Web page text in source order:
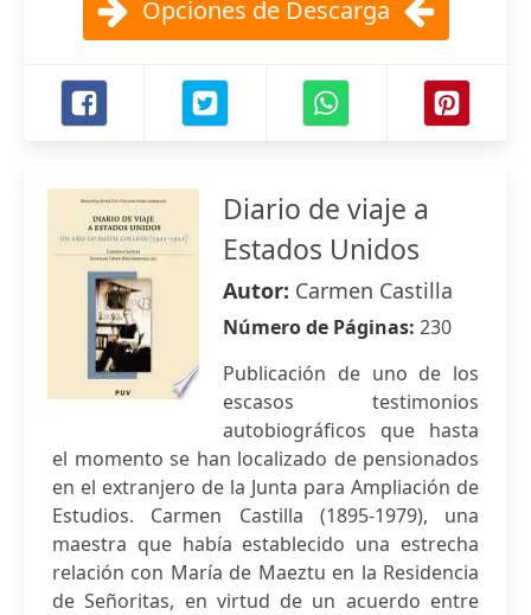
Opciones de Descarga
Diario de viaje a
Estados Unidos
Autor: Carmen Castilla
Número de Páginas: 230
Publicación de uno de los
escasos testimonios
autobiográficos que hasta
el momento se han localizado de pensionados
en el extranjero de la Junta para Ampliación de
Estudios. Carmen Castilla (1895-1979), una
maestra que había establecido una estrecha
relación con María de Maeztu en la Residencia
de Señoritas, en virtud de un acuerdo entre